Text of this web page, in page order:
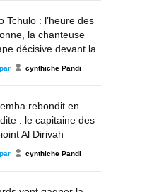
Tchulo : l’heure des
la chanteuse
décisive devant la
par cynthiche Pandi
rebondit en
: le capitaine des
Al Diriyah
par cynthiche Pandi